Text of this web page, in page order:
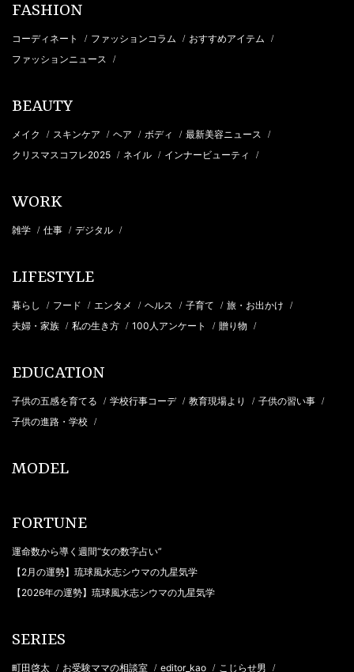
FASHION
コーディネート / ファッションコラム / おすすめアイテム /
ファッションニュース /
BEAUTY
メイク / スキンケア / ヘア / ボディ / 最新美容ニュース /
クリスマスコフレ2025 / ネイル / インナービューティ /
WORK
雑学 / 仕事 / デジタル /
LIFESTYLE
暮らし / フード / エンタメ / ヘルス / 子育て / 旅・お出かけ /
夫婦・家族 / 私の生き方 / 100人アンケート / 贈り物 /
EDUCATION
子供の五感を育てる / 学校行事コーデ / 教育現場より / 子供の習い事 /
子供の進路・学校 /
MODEL
FORTUNE
運命数から導く週間“女の数字占い”
【2月の運勢】琉球風水志シウマの九星気学
【2026年の運勢】琉球風水志シウマの九星気学
SERIES
町田啓太 / お受験ママの相談室 / editor_kao / こじらせ男 /